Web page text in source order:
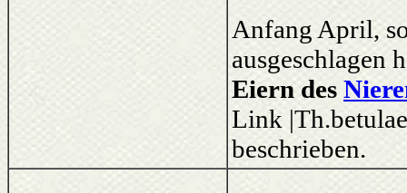
Anfang April,
ausgeschlagen
Eiern des
Link
beschrieben.